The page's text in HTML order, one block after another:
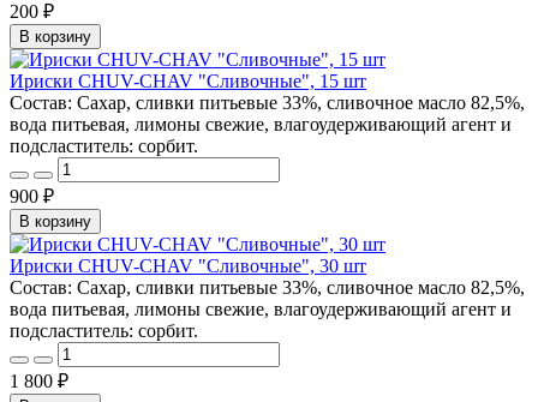
200 ₽
В корзину
Ириски CHUV-CHAV "Сливочные", 15 шт
Состав: Сахар, сливки питьевые 33%, сливочное масло 82,5%,
вода питьевая, лимоны свежие, влагоудерживающий агент и
подсластитель: сорбит.
900 ₽
В корзину
Ириски CHUV-CHAV "Сливочные", 30 шт
Состав: Сахар, сливки питьевые 33%, сливочное масло 82,5%,
вода питьевая, лимоны свежие, влагоудерживающий агент и
подсластитель: сорбит.
1 800 ₽